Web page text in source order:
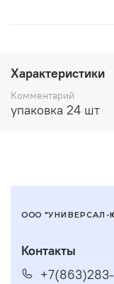
Характеристики
Комментарий
упаковка 24 шт
ООО "УНИВЕРСАЛ-
Контакты